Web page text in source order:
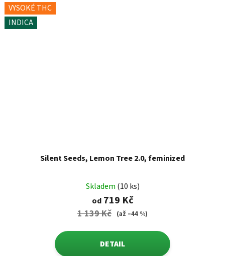
VYSOKÉ THC
INDICA
Silent Seeds, Lemon Tree 2.0, feminized
Skladem (10 ks)
od719 Kč
1 139 Kč (až –44 %)
DETAIL